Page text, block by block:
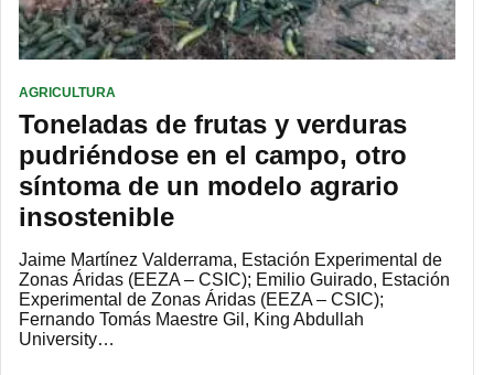
AGRICULTURA
Toneladas de frutas y verduras
pudriéndose en el campo, otro
síntoma de un modelo agrario
insostenible
Jaime Martínez Valderrama, Estación Experimental de
Zonas Áridas (EEZA – CSIC); Emilio Guirado, Estación
Experimental de Zonas Áridas (EEZA – CSIC);
Fernando Tomás Maestre Gil, King Abdullah
University…